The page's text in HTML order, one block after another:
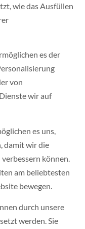
wie das Ausfüllen
es der
von
wir auf
es uns,
damit wir die
können.
am beliebtesten
bewegen.
durch unsere
werden. Sie